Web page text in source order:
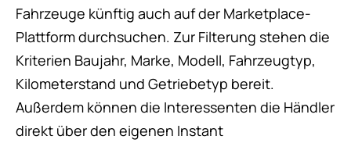
Fahrzeuge künftig auch auf der Marketplace-
Plattform durchsuchen. Zur Filterung stehen die
Kriterien Baujahr, Marke, Modell, Fahrzeugtyp,
Kilometerstand und Getriebetyp bereit.
Außerdem können die Interessenten die Händler
direkt über den eigenen Instant